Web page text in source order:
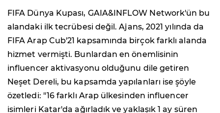
FIFA Dünya Kupası, GAIA&INFLOW Network'ün bu
alandaki ilk tecrübesi değil. Ajans, 2021 yılında da
FIFA Arap Cub'21 kapsamında birçok farklı alanda
hizmet vermişti. Bunlardan en önemlisinin
influencer aktivasyonu olduğunu dile getiren
Neşet Dereli, bu kapsamda yapılanları ise şöyle
özetledi: "16 farklı Arap ülkesinden influencer
isimleri Katar'da ağırladık ve yaklaşık 1 ay süren